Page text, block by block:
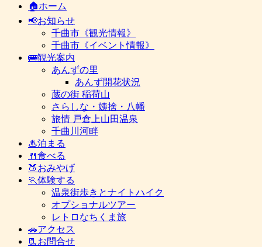
🏠ホーム
📢お知らせ
千曲市《観光情報》
千曲市《イベント情報》
🚌観光案内
あんずの里
あんず開花状況
蔵の街 稲荷山
さらしな・姨捨・八幡
旅情 戸倉上山田温泉
千曲川河畔
♨泊まる
🍴食べる
🍑おみやげ
🏃体験する
温泉街歩きとナイトハイク
オプショナルツアー
レトロなちくま旅
🚗アクセス
📃お問合せ